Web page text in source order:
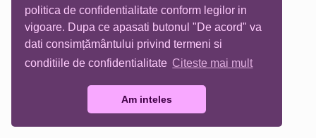
politica de confidentialitate conform legilor in
vigoare. Dupa ce apasati butonul "De acord" va
dati consimțământului privind termeni si
conditiile de confidentialitate Citeste mai mult
Am inteles